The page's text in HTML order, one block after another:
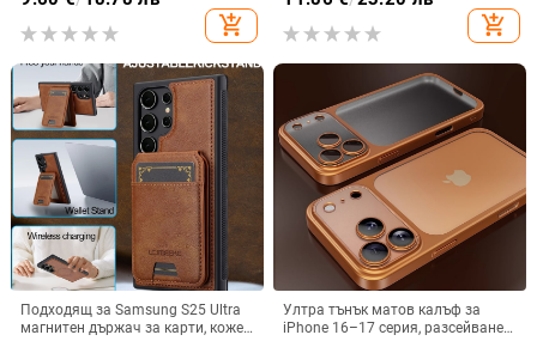
червено, лилаво, синьо, черноadd_shopping_cart add_shopping_cart
Подходящ за Samsung S25 Ultra
магнитен държач за карти, кожен
Ултра тънък матов калъф за
iPhone 16–17 серия, разсейване